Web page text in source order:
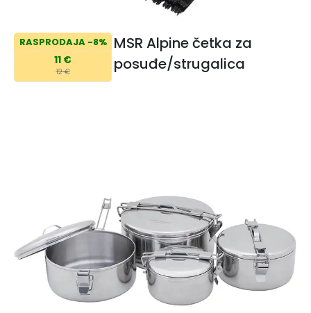
RASPRODAJA -8%
11 €
12 €
MSR Alpine četka za
posuđe/strugalica